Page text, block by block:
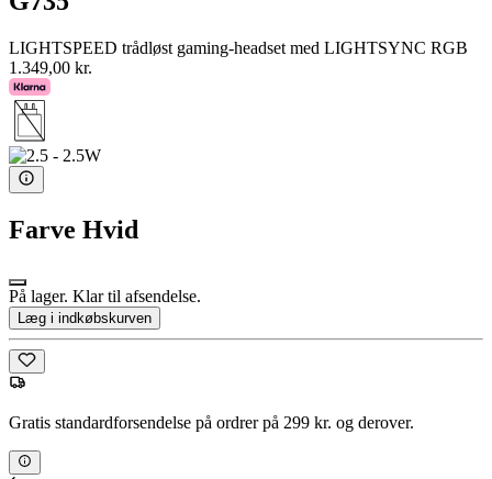
LIGHTSPEED trådløst gaming-headset med LIGHTSYNC RGB
1.349,00 kr.
Farve Hvid
På lager. Klar til afsendelse.
Læg i indkøbskurven
Gratis standardforsendelse på ordrer på 299 kr. og derover.